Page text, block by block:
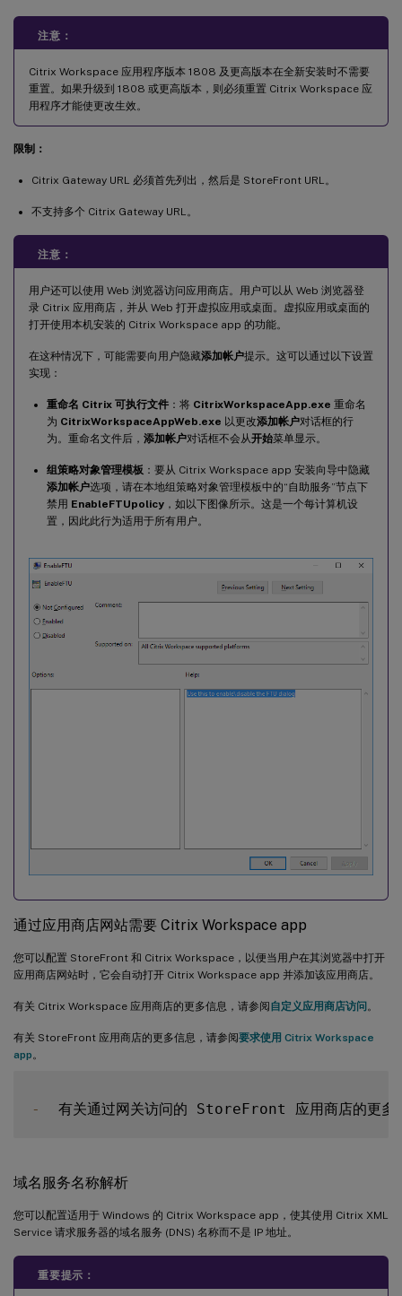
注意：
Citrix Workspace 应用程序版本 1808 及更高版本在全新安装时不需要
重置。如果升级到 1808 或更高版本，则必须重置 Citrix Workspace 应
用程序才能使更改生效。
限制：
Citrix Gateway URL 必须首先列出，然后是 StoreFront URL。
不支持多个 Citrix Gateway URL。
注意：
用户还可以使用 Web 浏览器访问应用商店。用户可以从 Web 浏览器登
录 Citrix 应用商店，并从 Web 打开虚拟应用或桌面。虚拟应用或桌面的
打开使用本机安装的 Citrix Workspace app 的功能。
在这种情况下，可能需要向用户隐藏添加帐户提示。这可以通过以下设置
实现：
重命名 Citrix 可执行文件 ：将 CitrixWorkspaceApp.exe 重命名
为 CitrixWorkspaceAppWeb.exe 以更改添加帐户对话框的行
为。重命名文件后， 添加帐户对话框不会从开始菜单显示。
组策略对象管理模板 ：要从 Citrix Workspace app 安装向导中隐藏
添加帐户选项，请在本地组策略对象管理模板中的“自助服务”节点下
禁用 EnableFTUpolicy ，如以下图像所示。这是一个每计算机设
置，因此此行为适用于所有用户。
通过应用商店网站需要 Citrix Workspace app
您可以配置 StoreFront 和 Citrix Workspace，以便当用户在其浏览器中打开
应用商店网站时，它会自动打开 Citrix Workspace app 并添加该应用商店。
有关 Citrix Workspace 应用商店的更多信息，请参阅 自定义应用商店访问 。
有关 StoreFront 应用商店的更多信息，请参阅要求使用 Citrix Workspace
app。
-
有关通过网关访问的 StoreFront 应用商店的更多
域名服务名称解析
您可以配置适用于 Windows 的 Citrix Workspace app，使其使用 Citrix XML
Service 请求服务器的域名服务 (DNS) 名称而不是 IP 地址。
重要提示：